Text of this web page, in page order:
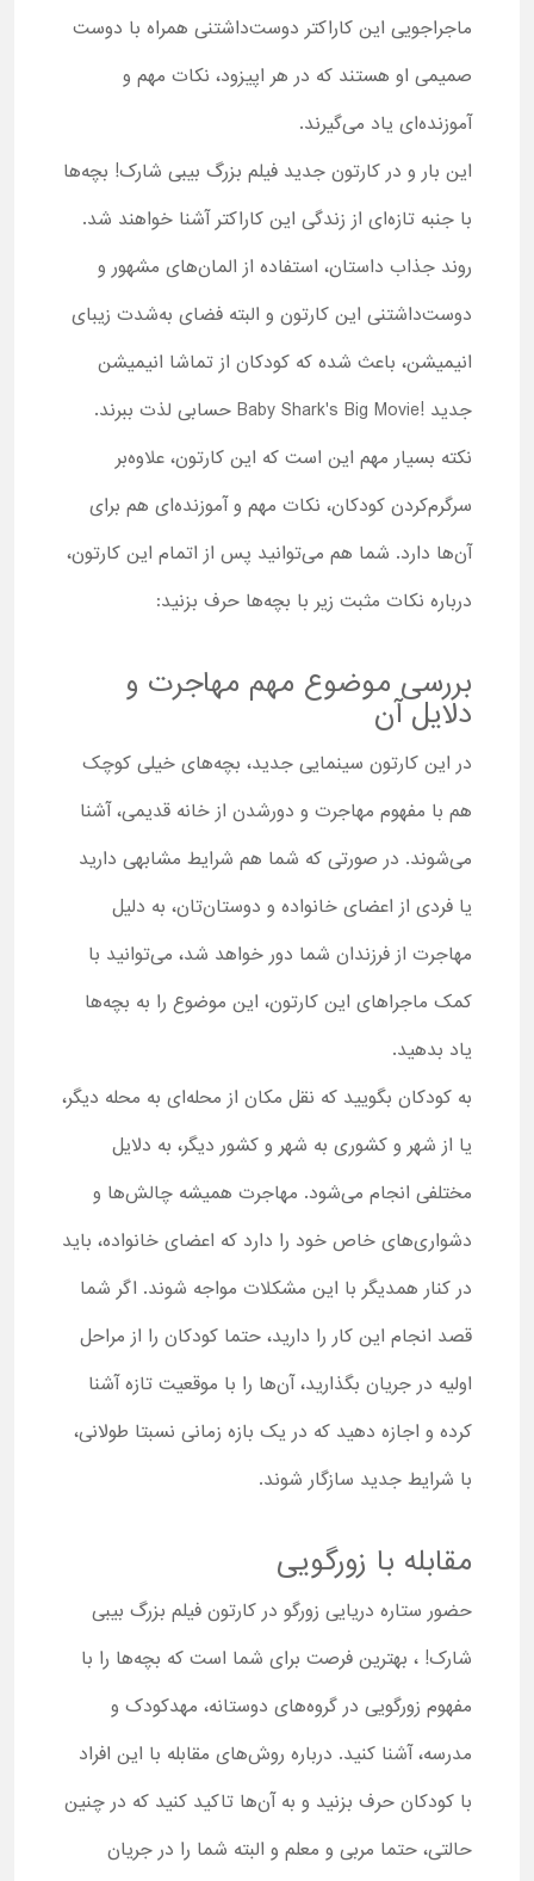
ماجراجویی این کاراکتر دوست‌داشتنی همراه با دوست
صمیمی او هستند که در هر اپیزود، نکات مهم و
آموزنده‌ای یاد می‌گیرند.
این بار و در کارتون جدید فیلم بزرگ بیبی شارک! بچه‌ها
با جنبه تازه‌ای از زندگی این کاراکتر آشنا خواهند شد.
روند جذاب داستان، استفاده از المان‌های مشهور و
دوست‌داشتنی این کارتون و البته فضای به‌شدت زیبای
انیمیشن، باعث شده که کودکان از تماشا انیمیشن
جدید !Baby Shark's Big Movie حسابی لذت ببرند.
نکته بسیار مهم این است که این کارتون، علاوه‌بر
سرگرم‌کردن کودکان، نکات مهم و آموزنده‌ای هم برای
آن‌ها دارد. شما هم می‌توانید پس از اتمام این کارتون،
درباره نکات مثبت زیر با بچه‌ها حرف بزنید:
بررسی موضوع مهم مهاجرت و
دلایل آن
در این کارتون سینمایی جدید، بچه‌های خیلی کوچک
هم با مفهوم مهاجرت و دورشدن از خانه قدیمی، آشنا
می‌شوند. در صورتی که شما هم شرایط مشابهی دارید
یا فردی از اعضای خانواده و دوستان‌تان، به دلیل
مهاجرت از فرزندان شما دور خواهد شد، می‌توانید با
کمک ماجراهای این کارتون، این موضوع را به بچه‌ها
یاد بدهید.
به کودکان بگویید که نقل مکان از محله‌ای به محله دیگر،
یا از شهر و کشوری به شهر و کشور دیگر، به دلایل
مختلفی انجام می‌شود. مهاجرت همیشه چالش‌ها و
دشواری‌های خاص خود را دارد که اعضای خانواده، باید
در کنار همدیگر با این مشکلات مواجه شوند. اگر شما
قصد انجام این کار را دارید، حتما کودکان را از مراحل
اولیه در جریان بگذارید، آن‌ها را با موقعیت تازه آشنا
کرده و اجازه دهید که در یک بازه زمانی نسبتا طولانی،
با شرایط جدید سازگار شوند.
مقابله با زورگویی
حضور ستاره دریایی زورگو در کارتون فیلم بزرگ بیبی
شارک! ، بهترین فرصت برای شما است که بچه‌ها را با
مفهوم زورگویی در گروه‌های دوستانه، مهدکودک و
مدرسه، آشنا کنید. درباره روش‌های مقابله با این افراد
با کودکان حرف بزنید و به آن‌ها تاکید کنید که در چنین
حالتی، حتما مربی و معلم و البته شما را در جریان